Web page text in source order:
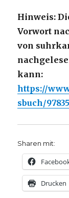
Hinweis:
Vorwort
von
kann:
https://
sbuch/
Sharen mit:
Drucken